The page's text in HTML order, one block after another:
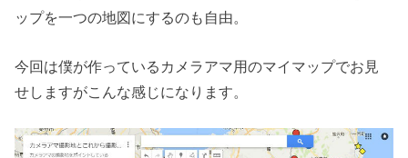
ップを一つの地図にするのも自由。
今回は僕が作っているカメラアマ用のマイマップでお見
せしますがこんな感じになります。